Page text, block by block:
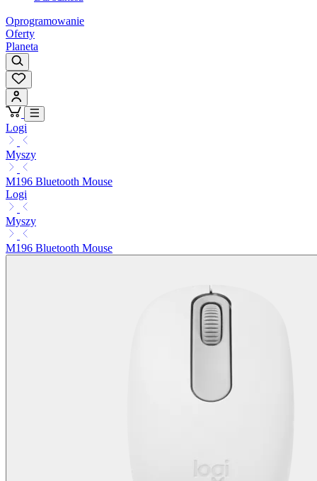
Oprogramowanie
Oferty
Planeta
Logi
Myszy
M196 Bluetooth Mouse
Logi
Myszy
M196 Bluetooth Mouse